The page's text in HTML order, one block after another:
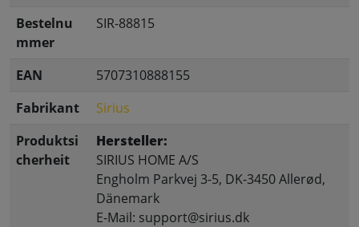
Bestelnu
mmer
SIR-88815
EAN
5707310888155
Fabrikant
Sirius
Produktsi
cherheit
Hersteller:
SIRIUS HOME A/S
Engholm Parkvej 3-5, DK-3450 Allerød,
Dänemark
E-Mail: support@sirius.dk